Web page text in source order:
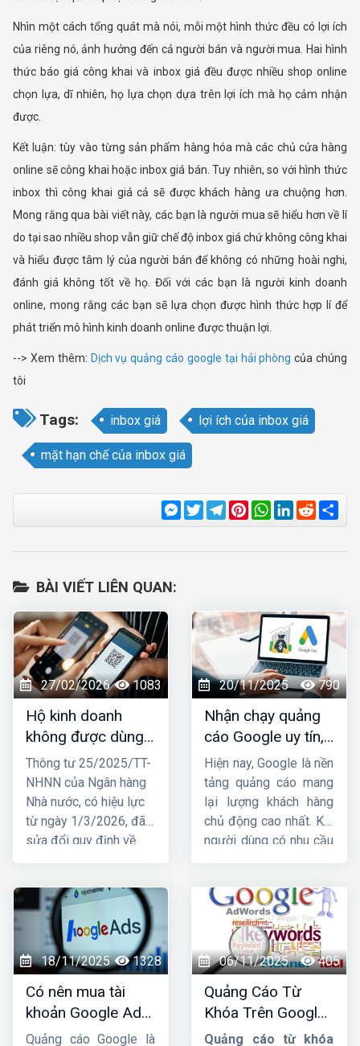
Nhìn một cách tổng quát mà nói, mỗi một hình thức đều có lợi ích
của riêng nó, ảnh hưởng đến cả người bán và người mua. Hai hình
thức báo giá công khai và inbox giá đều được nhiều shop online
chọn lựa, dĩ nhiên, họ lựa chọn dựa trên lợi ích mà họ cảm nhận
được.
Kết luận: tùy vào từng sản phẩm hàng hóa mà các chủ cửa hàng
online sẽ công khai hoặc inbox giá bán. Tuy nhiên, so với hình thức
inbox thì công khai giá cả sẽ được khách hàng ưa chuộng hơn.
Mong rằng qua bài viết này, các bạn là người mua sẽ hiểu hơn về lí
do tại sao nhiều shop vẫn giữ chế độ inbox giá chứ không công khai
và hiểu được tâm lý của người bán để không có những hoài nghi,
đánh giá không tốt về họ. Đối với các bạn là người kinh doanh
online, mong rằng các bạn sẽ lựa chọn được hình thức hợp lí để
phát triển mô hình kinh doanh online được thuận lợi.
--> Xem thêm: Dịch vụ quảng cáo google tại hải phòng của chúng
tôi
Tags: inbox giá lợi ích của inbox giá
mặt hạn chế của inbox giá
Messenger
TwitterTelegram
Pinterest
WhatsApp
LinkedIn
Reddit
BÀI VIẾT LIÊN QUAN:
27/02/2026 1083
Hộ kinh doanh
không được dùng
tài khoản ngân
hàng cá nhân để
nhận tiền từ
01/03/2026
Thông tư 25/2025/TT-
NHNN của Ngân hàng
Nhà nước, có hiệu lực
từ ngày 1/3/2026, đã
sửa đổi quy định về
đó liên quan trực tiếp
đến hộ kinh doanh.
Trước những thay đổi
này, nhiều hộ đặt câu
hỏi liệu tài khoản ngân
hàng có bắt buộc phải
đứng tên đúng hộ kinh
doanh hay không và
20/11/2025 790
Nhận chạy quảng
cáo Google uy tín,
chuyên nghiệp,
hiệu quả TOP 1
Hiện nay, Google là nền
tảng quảng cáo mang
lại lượng khách hàng
chủ động cao nhất. Khi
người dùng có nhu cầu
tìm thông tin. Đây chính
là lý do ngày càng
nhiều doanh nghiệp tìm
đến dịch vụnhận chạy
quảng cáo Googleđể
tăng doanh thu, tiếp
cận khách hàng nhanh
và vượt qua đối thủ.
18/11/2025 1328
Có nên mua tài
khoản Google Ads
hay không ?
Quảng cáo Google là
06/11/2025 405
Quảng Cáo Từ
Khóa Trên Google:
Cơ Chế Đấu Giá và
Quảng cáo từ khóa